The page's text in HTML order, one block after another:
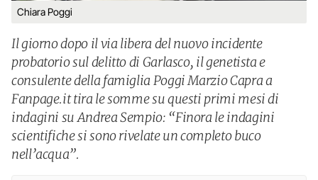
Chiara Poggi
Il giorno dopo il via libera del nuovo incidente
probatorio sul delitto di Garlasco, il genetista e
consulente della famiglia Poggi Marzio Capra a
Fanpage.it tira le somme su questi primi mesi di
indagini su Andrea Sempio: “Finora le indagini
scientifiche si sono rivelate un completo buco
nell’acqua”.